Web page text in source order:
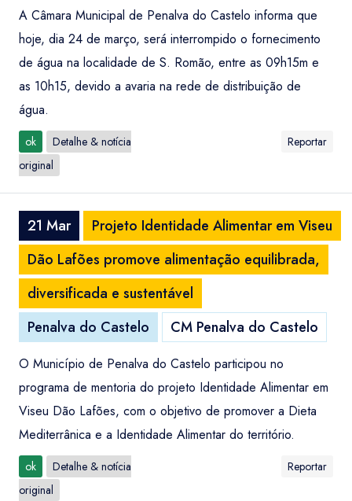
A Câmara Municipal de Penalva do Castelo informa que
hoje, dia 24 de março, será interrompido o fornecimento
de água na localidade de S. Romão, entre as 09h15m e
as 10h15, devido a avaria na rede de distribuição de
água.
ok
Detalhe & notícia
original
Reportar
21 Mar
Projeto Identidade Alimentar em Viseu
Dão Lafões promove alimentação equilibrada,
diversificada e sustentável
Penalva do Castelo
CM Penalva do Castelo
O Município de Penalva do Castelo participou no
programa de mentoria do projeto Identidade Alimentar em
Viseu Dão Lafões, com o objetivo de promover a Dieta
Mediterrânica e a Identidade Alimentar do território.
ok
Detalhe & notícia
original
Reportar